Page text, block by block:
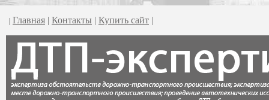
| Главная | Контакты | Купить сайт |